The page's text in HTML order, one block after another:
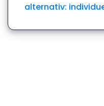
alternativ: